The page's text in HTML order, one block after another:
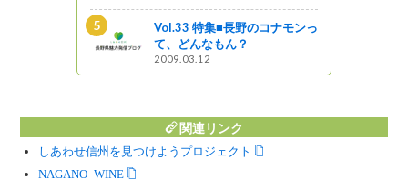
Vol.33 特集■長野のコナモンっ
て、どんなもん？
2009.03.12
関連リンク
しあわせ信州を見つけようプロジェクト
NAGANO WINE